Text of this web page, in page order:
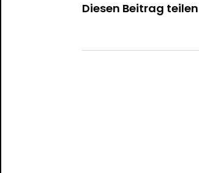
Diesen Beitrag teilen